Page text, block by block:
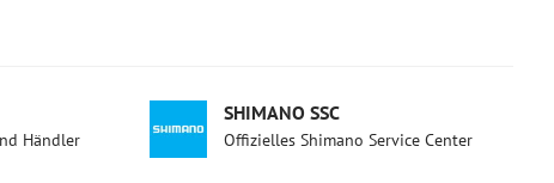
Händler
SHIMANO SSC
Offizielles Shimano Service Center